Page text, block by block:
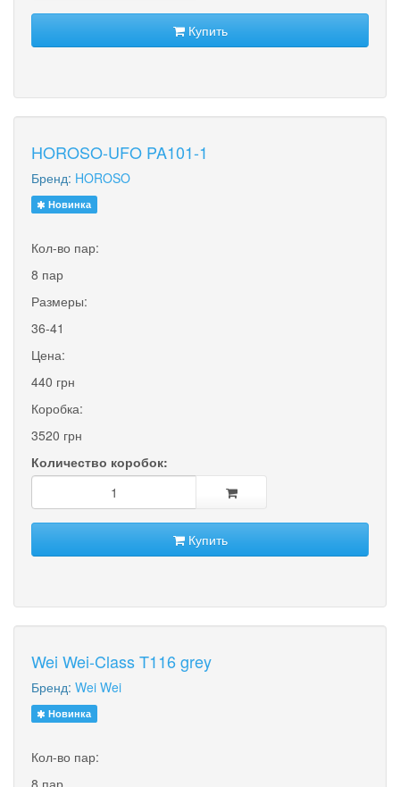
Купить
HOROSO-UFO PA101-1
Бренд: HOROSO
Новинка
Кол-во пар:
8 пар
Размеры:
36-41
Цена:
440 грн
Коробка:
3520 грн
Количество коробок:
Купить
Wei Wei-Class T116 grey
Бренд: Wei Wei
Новинка
Кол-во пар:
8 пар